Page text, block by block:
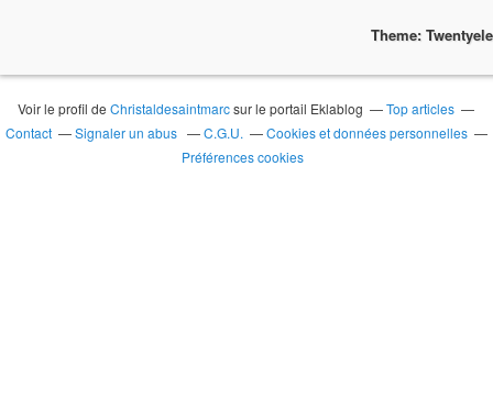
Theme:
Voir le profil deChristaldesaintmarcsur le portail Eklablog
Top articles
Contact
Signaler un abus C.G.U.
Cookies et données personnelles
Préférences cookies